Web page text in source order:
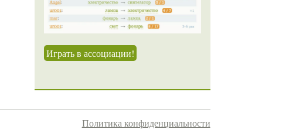
Играть в ассоциации!
Политика конфиденциальности